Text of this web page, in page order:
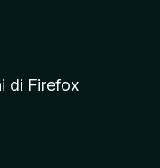
di Firefox